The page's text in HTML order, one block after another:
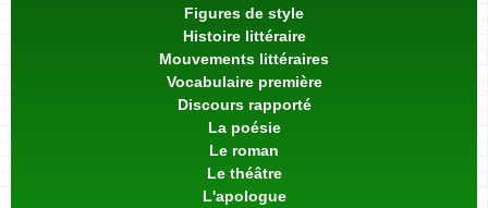
Figures de style
Histoire littéraire
Mouvements littéraires
Vocabulaire première
Discours rapporté
La poésie
Le roman
Le théâtre
L'apologue